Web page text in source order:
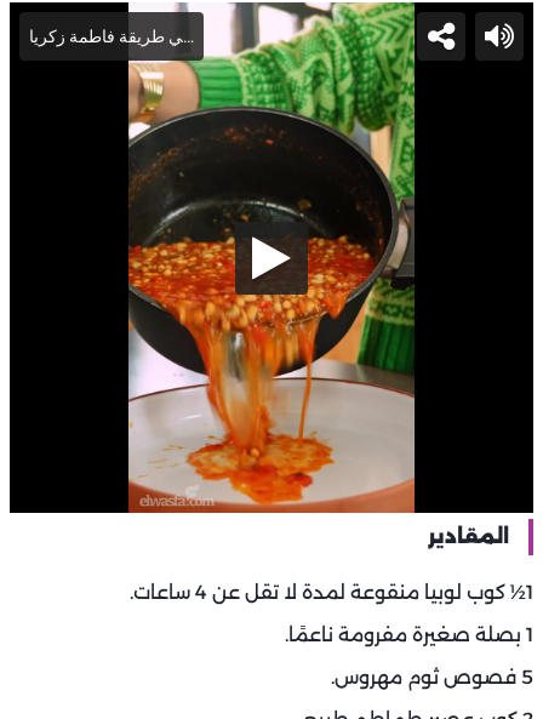
المقادير
1½ كوب لوبيا منقوعة لمدة لا تقل عن 4 ساعات.
1 بصلة صغيرة مفرومة ناعمًا.
5 فصوص ثوم مهروس.